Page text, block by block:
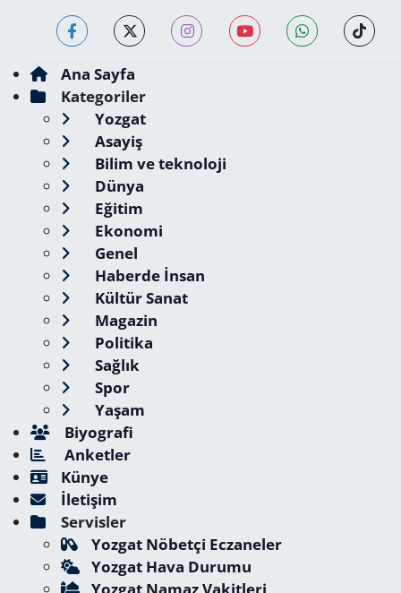
Ana Sayfa
Kategoriler
Yozgat
Asayiş
Bilim ve teknoloji
Dünya
Eğitim
Ekonomi
Genel
Haberde İnsan
Kültür Sanat
Magazin
Politika
Sağlık
Spor
Yaşam
Biyografi
Anketler
Künye
İletişim
Servisler
Yozgat Nöbetçi Eczaneler
Yozgat Hava Durumu